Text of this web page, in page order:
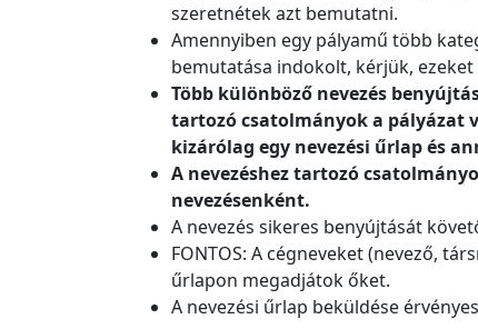
szeretnétek azt bemutatni.
Amennyiben egy pályamű több
bemutatása indokolt, kérjük,
Több különböző nevezés
tartozó csatolmányok a pályázat
kizárólag egy nevezési űrlap és
A nevezéshez tartozó
nevezésenként.
A nevezés sikeres benyújtását
FONTOS: A cégneveket (nevező,
űrlapon megadjátok őket.
A nevezési űrlap beküldése